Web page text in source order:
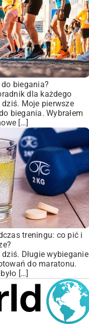
biegania?
dla każdego
Moje pierwsze
biegania. Wybrałem
[…]
treningu: co pić i
Długie wybieganie
do maratonu.
[…]